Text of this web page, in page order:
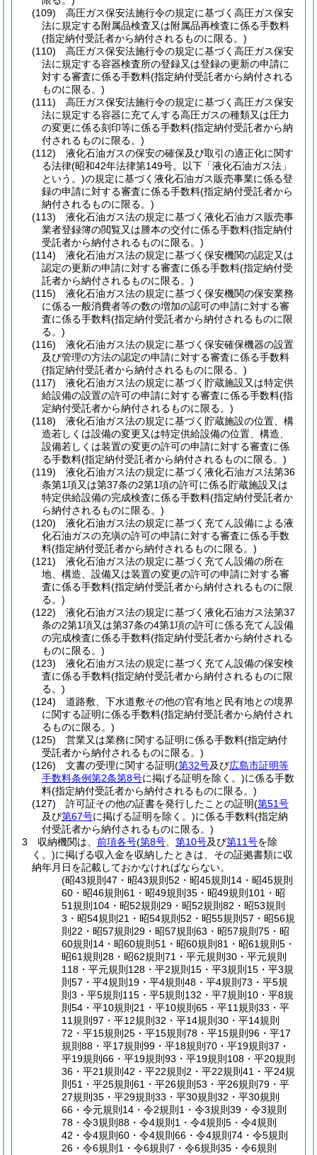
(109)
高圧ガス保安法施行令の規定に基づく高圧ガス保安
法に規定する附属品検査又は附属品再検査に係る手数料
(指定納付受託者から納付されるものに限る。)
(110)
高圧ガス保安法施行令の規定に基づく高圧ガス保安
法に規定する容器検査所の登録又は登録の更新の申請に
対する審査に係る手数料(指定納付受託者から納付される
ものに限る。)
(111)
高圧ガス保安法施行令の規定に基づく高圧ガス保安
法に規定する容器に充てんする高圧ガスの種類又は圧力
の変更に係る刻印等に係る手数料(指定納付受託者から納
付されるものに限る。)
(112)
液化石油ガスの保安の確保及び取引の適正化に関す
る法律(昭和42年法律第149号。以下「液化石油ガス法」
という。)の規定に基づく液化石油ガス販売事業に係る登
録の申請に対する審査に係る手数料(指定納付受託者から
納付されるものに限る。)
(113)
液化石油ガス法の規定に基づく液化石油ガス販売事
業者登録簿の閲覧又は謄本の交付に係る手数料(指定納付
受託者から納付されるものに限る。)
(114)
液化石油ガス法の規定に基づく保安機関の認定又は
認定の更新の申請に対する審査に係る手数料(指定納付受
託者から納付されるものに限る。)
(115)
液化石油ガス法の規定に基づく保安機関の保安業務
に係る一般消費者等の数の増加の認可の申請に対する審
査に係る手数料(指定納付受託者から納付されるものに限
る。)
(116)
液化石油ガス法の規定に基づく保安確保機器の設置
及び管理の方法の認定の申請に対する審査に係る手数料
(指定納付受託者から納付されるものに限る。)
(117)
液化石油ガス法の規定に基づく貯蔵施設又は特定供
給設備の設置の許可の申請に対する審査に係る手数料(指
定納付受託者から納付されるものに限る。)
(118)
液化石油ガス法の規定に基づく貯蔵施設の位置、構
造若しくは設備の変更又は特定供給設備の位置、構造、
設備若しくは装置の変更の許可の申請に対する審査に係
る手数料(指定納付受託者から納付されるものに限る。)
(119)
液化石油ガス法の規定に基づく液化石油ガス法第36
条第1項又は第37条の2第1項の許可に係る貯蔵施設又は
特定供給設備の完成検査に係る手数料(指定納付受託者か
ら納付されるものに限る。)
(120)
液化石油ガス法の規定に基づく充てん設備による液
化石油ガスの充塡の許可の申請に対する審査に係る手数
料(指定納付受託者から納付されるものに限る。)
(121)
液化石油ガス法の規定に基づく充てん設備の所在
地、構造、設備又は装置の変更の許可の申請に対する審
査に係る手数料(指定納付受託者から納付されるものに限
る。)
(122)
液化石油ガス法の規定に基づく液化石油ガス法第37
条の2第1項又は第37条の4第1項の許可に係る充てん設備
の完成検査に係る手数料(指定納付受託者から納付される
ものに限る。)
(123)
液化石油ガス法の規定に基づく充てん設備の保安検
査に係る手数料(指定納付受託者から納付されるものに限
る。)
(124)
道路敷、下水道敷その他の官有地と民有地との境界
に関する証明に係る手数料(指定納付受託者から納付され
るものに限る。)
(125)
営業又は業務に関する証明に係る手数料(指定納付
受託者から納付されるものに限る。)
(126)
文書の受理に関する証明(第32号及び広島市証明等
手数料条例第2条第8号に掲げる証明を除く。)に係る手数
料(指定納付受託者から納付されるものに限る。)
(127)
許可証その他の証書を発行したことの証明(第51号
及び第67号に掲げる証明を除く。)に係る手数料(指定納
付受託者から納付されるものに限る。)
3
収納機関は、 前項各号(第8号 第10号及び第11号を除
く。)に掲げる収入金を収納したときは、その証拠書類に収
納年月日を記載しておかなければならない。
(昭43規則47・昭43規則52・昭45規則14・昭45規則
60・昭46規則61・昭49規則35・昭49規則101・昭
51規則104・昭52規則29・昭52規則82・昭53規則
3・昭54規則21・昭54規則52・昭55規則57・昭56規
則22・昭57規則29・昭57規則63・昭57規則75・昭
60規則14・昭60規則51・昭60規則81・昭61規則5・
昭61規則28・昭62規則71・平元規則30・平元規則
118・平元規則128・平2規則15・平3規則15・平3規
則57・平4規則19・平4規則48・平4規則73・平5規
則3・平5規則115・平5規則132・平7規則10・平8規
則54・平10規則21・平10規則65・平11規則33・平
11規則97・平12規則32・平14規則30・平14規則
72・平15規則25・平15規則78・平15規則96・平17
規則88・平17規則99・平18規則70・平19規則37・
平19規則66・平19規則93・平19規則108・平20規則
36・平21規則42・平22規則2・平22規則41・平24規
則51・平25規則61・平26規則53・平26規則79・平
27規則35・平29規則33・平30規則32・平30規則
66・令元規則14・令2規則1・令3規則39・令3規則
78・令3規則88・令4規則1・令4規則5・令4規則
42・令4規則60・令4規則66・令4規則74・令5規則
26・令6規則1・令6規則7・令6規則35・令6規則